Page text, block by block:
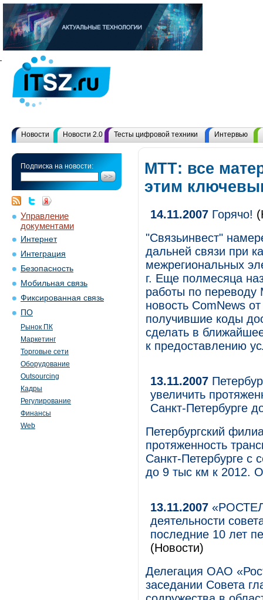
Новости Новости 2.0 Тесты цифровой техники Интервью
Подписка на новости:
Управление
документами
Интернет
Интеграция
Безопасность
Мобильная связь
Фиксированная связь
ПО
Рынок ПК
Маркетинг
Торговые сети
Оборудование
Outsourcing
Кадры
Регулирование
Финансы
Web
МТТ: все
этим
14.11.2007 Горячо!
"Связьинвест"
дальней связи при
межрегиональных
г. Еще полмесяца
работы по переводу
новость ComNews
получившие коды
сделать в
к предоставлению
13.11.2007
увеличить
Санкт-Петербурге
Петербургский
протяженность
Санкт-Петербурге с
до 9 тыс км к 2012.
13.11.2007
деятельности
последние 10 лет
(Новости)
Делегация ОАО
заседании Совета